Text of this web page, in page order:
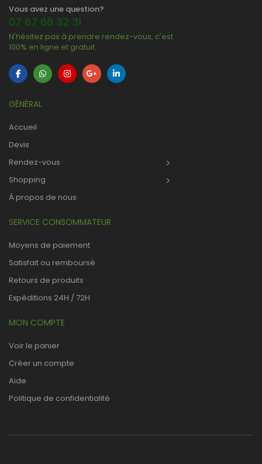
Vous avez une question?
07 67 66 32 31
N'hésitez pas à prendre rendez-vous, c'est
100% en ligne et gratuit.
GÉNÉRAL
Accueil
Devis
Rendez-vous
Shopping
À propos de nous
SERVICE CONSOMMATEUR
Moyens de paiement
Satisfait ou remboursé
Retours de produits
Expéditions 24H / 72H
MON COMPTE
Voir le panier
Créer un compte
Aide
Politique de confidentialité